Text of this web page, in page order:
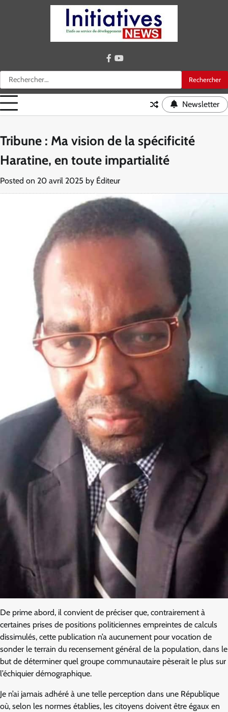
Rechercher :
facebook
youtube
Newsletter
Tribune : Ma vision de la spécificité
Haratine, en toute impartialité
Posted on 20 avril 2025 by Éditeur
De prime abord, il convient de préciser que, contrairement à
certaines prises de positions politiciennes empreintes de calculs
dissimulés, cette publication n’a aucunement pour vocation de
sonder le terrain du recensement général de la population, dans le
but de déterminer quel groupe communautaire pèserait le plus sur
l’échiquier démographique.
Je n’ai jamais adhéré à une telle perception dans une République
où, selon les normes établies, les citoyens doivent être égaux en